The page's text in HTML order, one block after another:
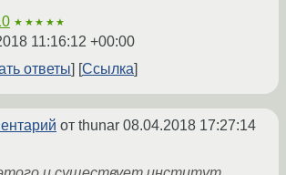
★★★★★
11:16:12 +00:00
ответы
Ссылка
от thunar 08.04.2018 17:27:14